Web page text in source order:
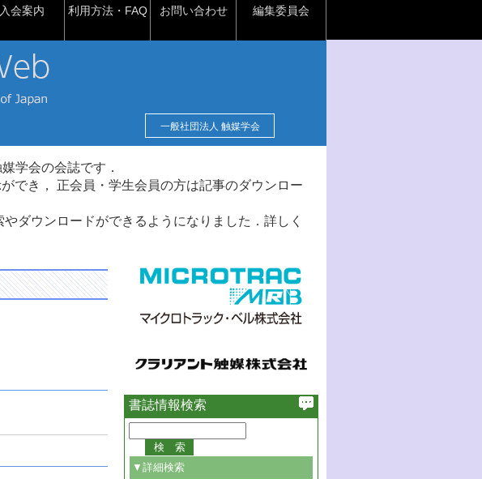
入会案内 利用方法・FAQ お問い合わせ 編集委員会
一般社団法人 触媒学会
学会の会誌です．
でき， 正会員・学生会員の方は記事のダウンロー
ダウンロードができるようになりました．詳しく
書誌情報検索
▼詳細検索